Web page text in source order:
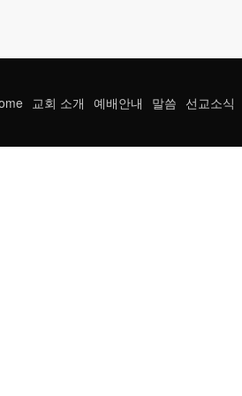
교회 소개 예배안내 말씀 선교소식